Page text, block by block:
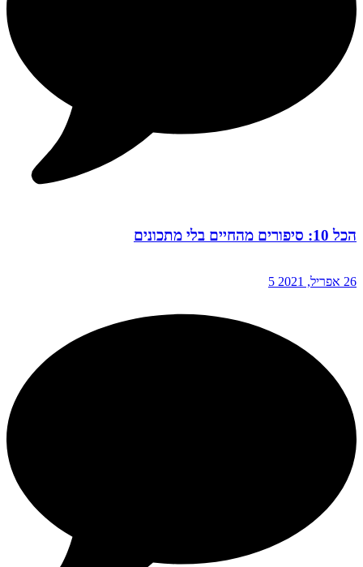
הכל 10: סיפורים מהחיים בלי מתכונים
26 אפריל, 2021 5